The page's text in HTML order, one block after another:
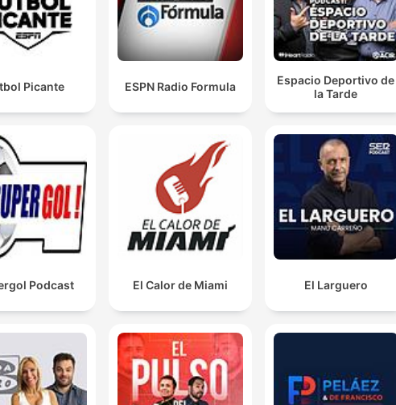
Picante ESPN Radio Formula
Espacio Deportivo de
la Tarde
Podcast El Calor de Miami El Larguero